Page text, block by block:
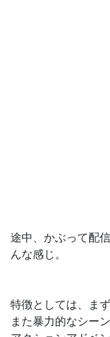
途中、かぶって配
んな感じ。
特徴としては、ま
また暴力的なシー